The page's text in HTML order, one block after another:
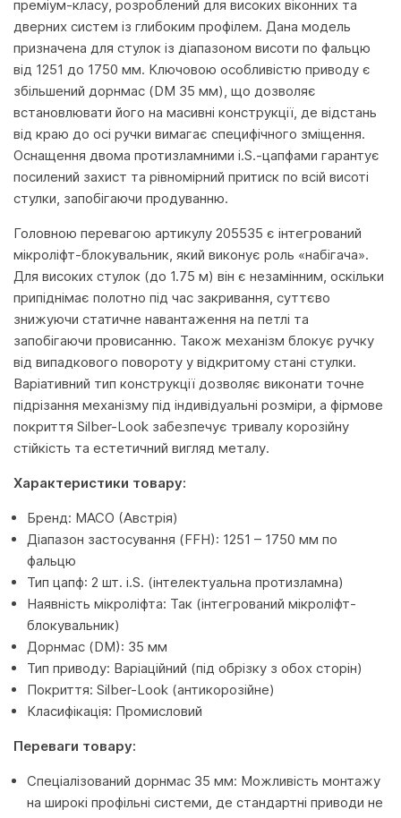
преміум-класу, розроблений для високих віконних та
дверних систем із глибоким профілем. Дана модель
призначена для стулок із діапазоном висоти по фальцю
від 1251 до 1750 мм. Ключовою особливістю приводу є
збільшений дорнмас (DM 35 мм), що дозволяє
встановлювати його на масивні конструкції, де відстань
від краю до осі ручки вимагає специфічного зміщення.
Оснащення двома протизламними i.S.-цапфами гарантує
посилений захист та рівномірний притиск по всій висоті
стулки, запобігаючи продуванню.
Головною перевагою артикулу 205535 є інтегрований
мікроліфт-блокувальник, який виконує роль «набігача».
Для високих стулок (до 1.75 м) він є незамінним, оскільки
припіднімає полотно під час закривання, суттєво
знижуючи статичне навантаження на петлі та
запобігаючи провисанню. Також механізм блокує ручку
від випадкового повороту у відкритому стані стулки.
Варіативний тип конструкції дозволяє виконати точне
підрізання механізму під індивідуальні розміри, а фірмове
покриття Silber-Look забезпечує тривалу корозійну
стійкість та естетичний вигляд металу.
Характеристики товару:
Бренд: MACO (Австрія)
Діапазон застосування (FFH): 1251 – 1750 мм по
фальцю
Тип цапф: 2 шт. i.S. (інтелектуальна протизламна)
Наявність мікроліфта: Так (інтегрований мікроліфт-
блокувальник)
Дорнмас (DM): 35 мм
Тип приводу: Варіаційний (під обрізку з обох сторін)
Покриття: Silber-Look (антикорозійне)
Класифікація: Промисловий
Переваги товару:
Спеціалізований дорнмас 35 мм: Можливість монтажу
на широкі профільні системи, де стандартні приводи не